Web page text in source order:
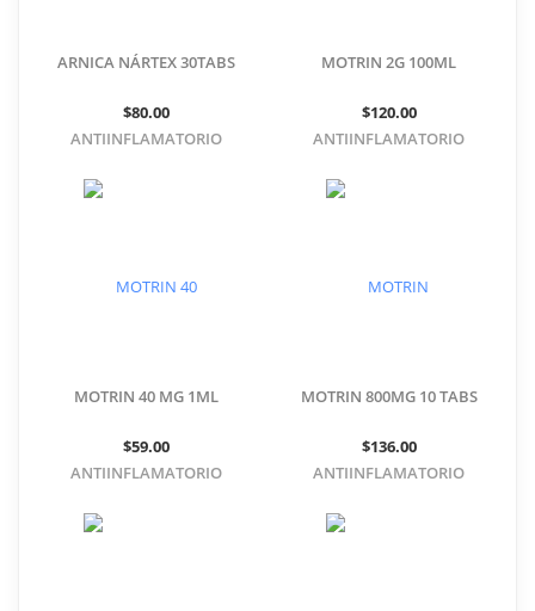
ARNICA NÁRTEX 30TABS
$80.00
ANTIINFLAMATORIO
MOTRIN 2G 100ML
$120.00
ANTIINFLAMATORIO
MOTRIN 40 MG 1ML
$59.00
ANTIINFLAMATORIO
MOTRIN 800MG 10 TABS
$136.00
ANTIINFLAMATORIO